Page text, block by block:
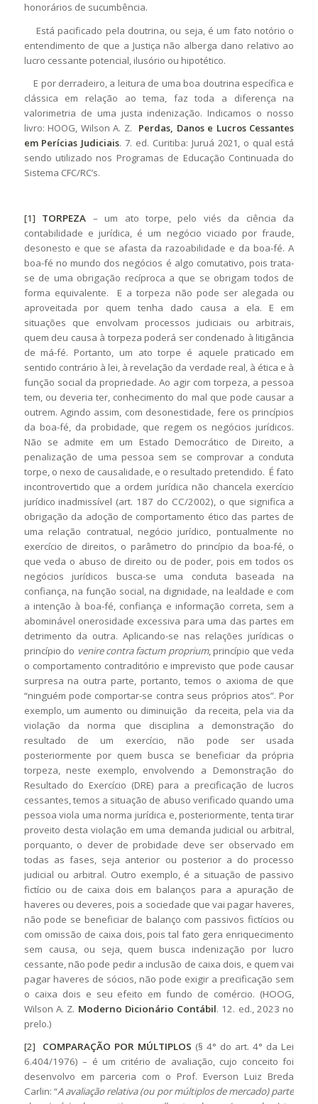
honorários de sucumbência.
Está pacificado pela doutrina, ou seja, é um fato notório o
entendimento de que a Justiça não alberga dano relativo ao
lucro cessante potencial, ilusório ou hipotético.
E por derradeiro, a leitura de uma boa doutrina específica e
clássica em relação ao tema, faz toda a diferença na
valorimetria de uma justa indenização. Indicamos o nosso
livro: HOOG, Wilson A. Z. Perdas, Danos e Lucros Cessantes
em Perícias Judiciais. 7. ed. Curitiba: Juruá 2021, o qual está
sendo utilizado nos Programas de Educação Continuada do
Sistema CFC/RC’s.
[1] TORPEZA – um ato torpe, pelo viés da ciência da
contabilidade e jurídica, é um negócio viciado por fraude,
desonesto e que se afasta da razoabilidade e da boa-fé. A
boa-fé no mundo dos negócios é algo comutativo, pois trata-
se de uma obrigação recíproca a que se obrigam todos de
forma equivalente. E a torpeza não pode ser alegada ou
aproveitada por quem tenha dado causa a ela. E em
situações que envolvam processos judiciais ou arbitrais,
quem deu causa à torpeza poderá ser condenado à litigância
de má-fé. Portanto, um ato torpe é aquele praticado em
sentido contrário à lei, à revelação da verdade real, à ética e à
função social da propriedade. Ao agir com torpeza, a pessoa
tem, ou deveria ter, conhecimento do mal que pode causar a
outrem. Agindo assim, com desonestidade, fere os princípios
da boa-fé, da probidade, que regem os negócios jurídicos.
Não se admite em um Estado Democrático de Direito, a
penalização de uma pessoa sem se comprovar a conduta
torpe, o nexo de causalidade, e o resultado pretendido. É fato
incontrovertido que a ordem jurídica não chancela exercício
jurídico inadmissível (art. 187 do CC/2002), o que significa a
obrigação da adoção de comportamento ético das partes de
uma relação contratual, negócio jurídico, pontualmente no
exercício de direitos, o parâmetro do princípio da boa-fé, o
que veda o abuso de direito ou de poder, pois em todos os
negócios jurídicos busca-se uma conduta baseada na
confiança, na função social, na dignidade, na lealdade e com
a intenção à boa-fé, confiança e informação correta, sem a
abominável onerosidade excessiva para uma das partes em
detrimento da outra. Aplicando-se nas relações jurídicas o
princípio do venire contra factum proprium, princípio que veda
o comportamento contraditório e imprevisto que pode causar
surpresa na outra parte, portanto, temos o axioma de que
“ninguém pode comportar-se contra seus próprios atos”. Por
exemplo, um aumento ou diminuição da receita, pela via da
violação da norma que disciplina a demonstração do
resultado de um exercício, não pode ser usada
posteriormente por quem busca se beneficiar da própria
torpeza, neste exemplo, envolvendo a Demonstração do
Resultado do Exercício (DRE) para a precificação de lucros
cessantes, temos a situação de abuso verificado quando uma
pessoa viola uma norma jurídica e, posteriormente, tenta tirar
proveito desta violação em uma demanda judicial ou arbitral,
porquanto, o dever de probidade deve ser observado em
todas as fases, seja anterior ou posterior a do processo
judicial ou arbitral. Outro exemplo, é a situação de passivo
fictício ou de caixa dois em balanços para a apuração de
haveres ou deveres, pois a sociedade que vai pagar haveres,
não pode se beneficiar de balanço com passivos fictícios ou
com omissão de caixa dois, pois tal fato gera enriquecimento
sem causa, ou seja, quem busca indenização por lucro
cessante, não pode pedir a inclusão de caixa dois, e quem vai
pagar haveres de sócios, não pode exigir a precificação sem
o caixa dois e seu efeito em fundo de comércio. (HOOG,
Wilson A. Z. Moderno Dicionário Contábil. 12. ed., 2023 no
prelo.)
[2]
COMPARAÇÃO POR MÚLTIPLOS (§ 4° do art. 4° da Lei
6.404/1976) – é um critério de avaliação, cujo conceito foi
desenvolvo em parceria com o Prof. Everson Luiz Breda
Carlin: “A avaliação relativa (ou por múltiplos de mercado) parte